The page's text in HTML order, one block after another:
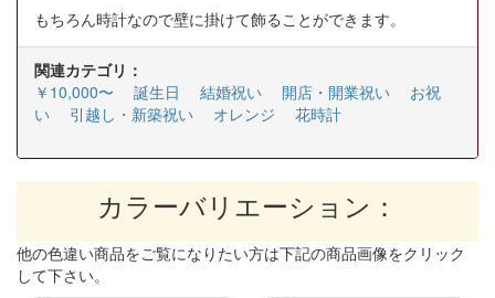
もちろん時計なので壁に掛けて飾ることができます。
関連カテゴリ：
￥10,000〜
誕生日 結婚祝い 開店・開業祝い
お祝
い
引越し・新築祝い オレンジ 花時計
カラーバリエーション：
他の色違い商品をご覧になりたい方は下記の商品画像をクリック
して下さい。